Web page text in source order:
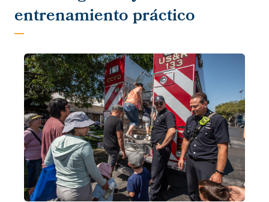
entrenamiento práctico